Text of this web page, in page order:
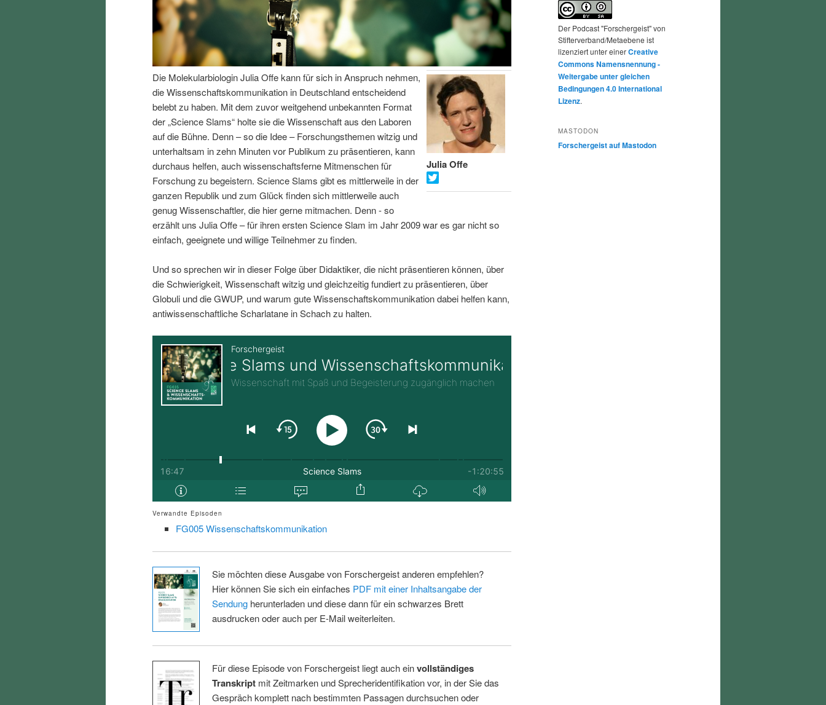
I
h
a
l
t
s
p
i
n
g
e
n
e
I
n
h
a
l
t
p
r
i
n
g
n
Julia Offe
Die Molekularbiologin Julia Offe kann für sich in Anspruch nehmen,
die Wissenschaftskommunikation in Deutschland entscheidend
belebt zu haben. Mit dem zuvor weitgehend unbekannten Format
der „Science Slams“ holte sie die Wissenschaft aus den Laboren
auf die Bühne. Denn – so die Idee – Forschungsthemen witzig und
unterhaltsam in zehn Minuten vor Publikum zu präsentieren, kann
durchaus helfen, auch wissenschaftsferne Mitmenschen für
Forschung zu begeistern. Science Slams gibt es mittlerweile in der
ganzen Republik und zum Glück finden sich mittlerweile auch
genug Wissenschaftler, die hier gerne mitmachen. Denn - so
erzählt uns Julia Offe – für ihren ersten Science Slam im Jahr 2009 war es gar nicht so
einfach, geeignete und willige Teilnehmer zu finden.
Und so sprechen wir in dieser Folge über Didaktiker, die nicht präsentieren können, über
die Schwierigkeit, Wissenschaft witzig und gleichzeitig fundiert zu präsentieren, über
Globuli und die GWUP, und warum gute Wissenschaftskommunikation dabei helfen kann,
antiwissenschaftliche Scharlatane in Schach zu halten.
Verwandte Episoden
FG005 Wissenschaftskommunikation
Sie möchten diese Ausgabe von Forschergeist anderen empfehlen?
Hier können Sie sich ein einfaches PDF mit einer Inhaltsangabe der
Sendungherunterladen und diese dann für ein schwarzes Brett
ausdrucken oder auch per E-Mail weiterleiten.
Für diese Episode von Forschergeist liegt auch einvollständiges
Transkriptmit Zeitmarken und Sprecheridentifikation vor, in der Sie das
Gespräch komplett nach bestimmten Passagen durchsuchen oder
Der Podcast "Forschergeist" von
Stifterverband/Metaebene ist
lizenziert unter einerCreative
Commons Namensnennung -
Weitergabe unter gleichen
Bedingungen 4.0 International
Lizenz.
MASTODON
Forschergeist auf Mastodon